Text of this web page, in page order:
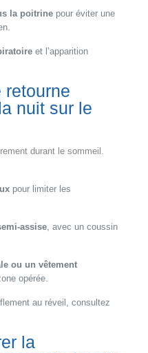
la poitrinepour éviter une
et l’apparition
retourne
nuit sur le
durant le sommeil.
pour limiter les
assise, avec un coussin
ou un vêtement
opérée.
au réveil, consultez
la